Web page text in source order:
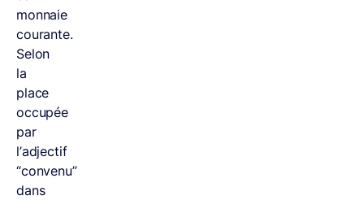
monnaie
courante.
Selon
la
place
occupée
par
l’adjectif
“convenu”
dans